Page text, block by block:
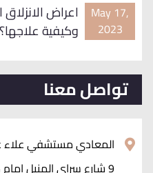
اعراض
وكيفية علاجها؟
May 17,
2023
تواصل معنا
المعادي مستشفي علاء عزت 73 مصر حلوان
9 شارع سراي المنيل